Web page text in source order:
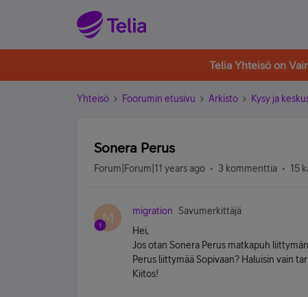
Telia Yhteisö on
Yhteisö Foorumin etusivu Arkisto Kysy ja
Sonera Perus
Forum|Forum|11 years ago 3 kommenttia 15
M migration
Savumerkittäjä
Hei,
Jos otan Sonera Perus matkapuh
Perus liittymää Sopivaan? Haluisin vain
Kiitos!